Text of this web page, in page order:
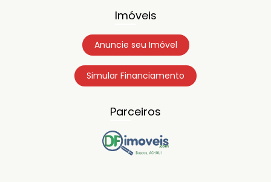
Imóveis
Anuncie seu Imóvel
Simular Financiamento
Parceiros